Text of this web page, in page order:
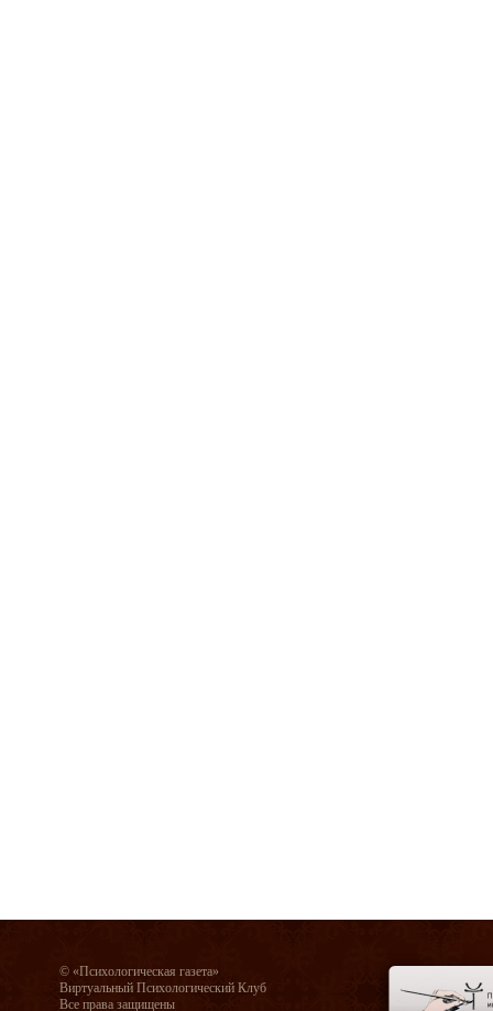
© «Психологическая газета»
Виртуальный Психологический Клуб
Все права защищены